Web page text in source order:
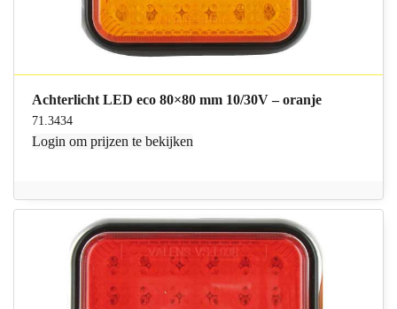
Achterlicht LED eco 80×80 mm 10/30V – oranje
71.3434
Login om prijzen te bekijken